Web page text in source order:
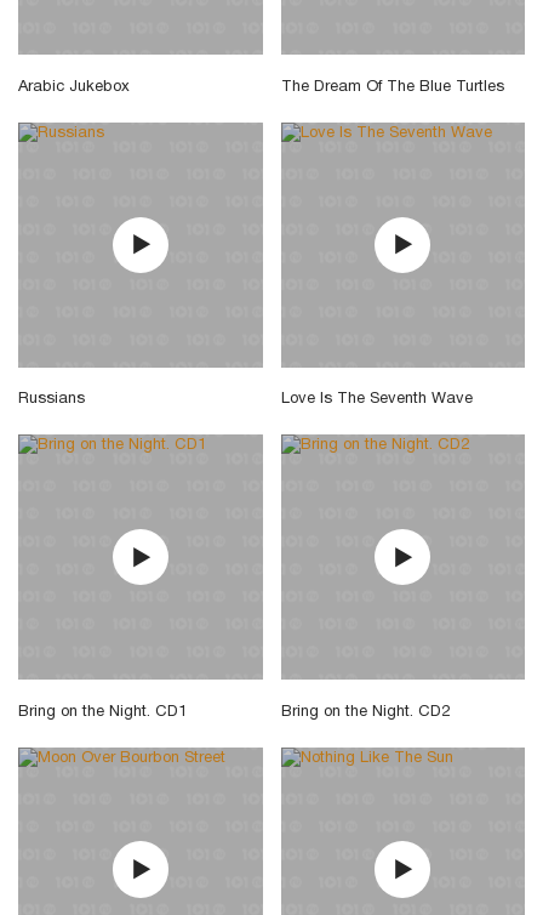
Arabic Jukebox The Dream Of The Blue Turtles
Russians Love Is The Seventh Wave
Bring on the Night. CD1 Bring on the Night. CD2